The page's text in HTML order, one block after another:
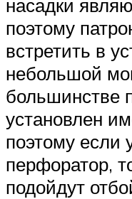
насадки
поэтому
встретить в
небольшой
большинстве
установлен
поэтому если
перфоратор,
подойдут